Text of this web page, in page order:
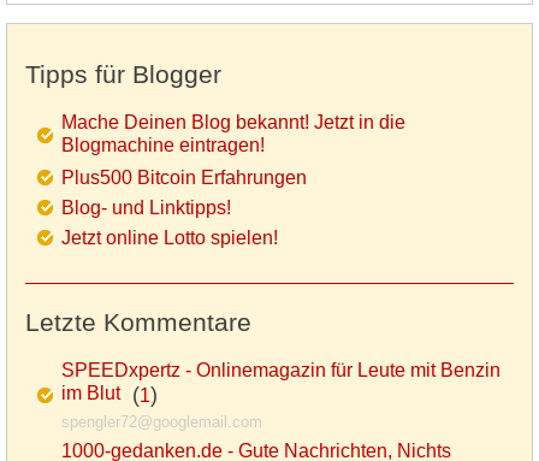
Tipps für Blogger
Mache Deinen Blog bekannt! Jetzt in die
Blogmachine eintragen!
Plus500 Bitcoin Erfahrungen
Blog- und Linktipps!
Jetzt online Lotto spielen!
Letzte Kommentare
SPEEDxpertz - Onlinemagazin für Leute mit Benzin
im Blut(1)
spengler72@googlemail.com
1000-gedanken.de - Gute Nachrichten, Nichts